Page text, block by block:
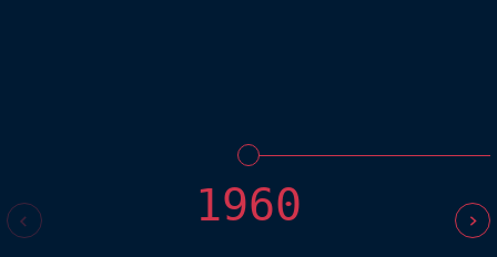
1960